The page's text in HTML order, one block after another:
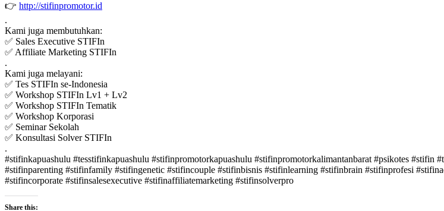
👉 http://stifinpromotor.id
.
Kami juga membutuhkan:
✅ Sales Executive STIFIn
✅ Affiliate Marketing STIFIn
.
Kami juga melayani:
✅ Tes STIFIn se-Indonesia
✅ Workshop STIFIn Lv1 + Lv2
✅ Workshop STIFIn Tematik
✅ Workshop Korporasi
✅ Seminar Sekolah
✅ Konsultasi Solver STIFIn
.
#stifinkapuashulu #tesstifinkapuashulu #stifinpromotorkapuashulu #stifinpromotorkalimantanbarat #psikotes #stifin
#stifinparenting #stifinfamily #stifingenetic #stifincouple #stifinbisnis #stifinlearning #stifinbrain #stifinprofesi
#stifincorporate #stifinsalesexecutive #stifinaffiliatemarketing #stifinsolverpro
Share this: